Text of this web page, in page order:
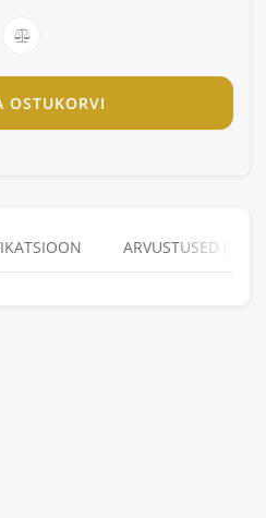
OSTUKORVI
ARVUSTUSED (0)